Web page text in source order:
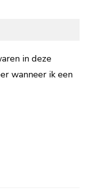
in deze
wanneer ik een